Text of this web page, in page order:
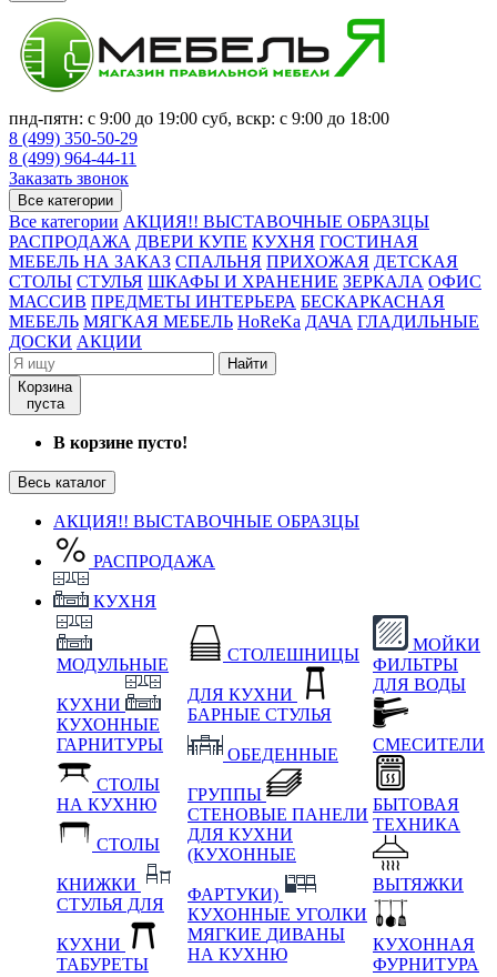
пнд-пятн: с 9:00 до 19:00 суб, вскр: с 9:00 до 18:00
8 (499) 350-50-29
8 (499) 964-44-11
Заказать звонок
Все категории
Все категории АКЦИЯ!! ВЫСТАВОЧНЫЕ ОБРАЗЦЫ
РАСПРОДАЖА ДВЕРИ КУПЕ КУХНЯ ГОСТИНАЯ
МЕБЕЛЬ НА ЗАКАЗ СПАЛЬНЯ ПРИХОЖАЯ ДЕТСКАЯ
СТОЛЫ СТУЛЬЯ ШКАФЫ И ХРАНЕНИЕ ЗЕРКАЛА ОФИС
МАССИВ ПРЕДМЕТЫ ИНТЕРЬЕРА БЕСКАРКАСНАЯ
МЕБЕЛЬ МЯГКАЯ МЕБЕЛЬ HoReKa ДАЧА ГЛАДИЛЬНЫЕ
ДОСКИ АКЦИИ
Найти
Корзина
пуста
В корзине пусто!
Весь каталог
АКЦИЯ!! ВЫСТАВОЧНЫЕ ОБРАЗЦЫ
РАСПРОДАЖА
КУХНЯ
МОДУЛЬНЫЕ
КУХНИ
КУХОННЫЕ
ГАРНИТУРЫ
СТОЛЫ
НА КУХНЮ
СТОЛЫ
КНИЖКИ
СТУЛЬЯ ДЛЯ
КУХНИ
ТАБУРЕТЫ
СТОЛЕШНИЦЫ
ДЛЯ КУХНИ
БАРНЫЕ СТУЛЬЯ
ОБЕДЕННЫЕ
ГРУППЫ
СТЕНОВЫЕ ПАНЕЛИ
ДЛЯ КУХНИ
(КУХОННЫЕ
ФАРТУКИ)
КУХОННЫЕ УГОЛКИ
МЯГКИЕ ДИВАНЫ
НА КУХНЮ
МОЙКИ
ФИЛЬТРЫ
ДЛЯ ВОДЫ
СМЕСИТЕЛИ
БЫТОВАЯ
ТЕХНИКА
ВЫТЯЖКИ
КУХОННАЯ
ФУРНИТУРА